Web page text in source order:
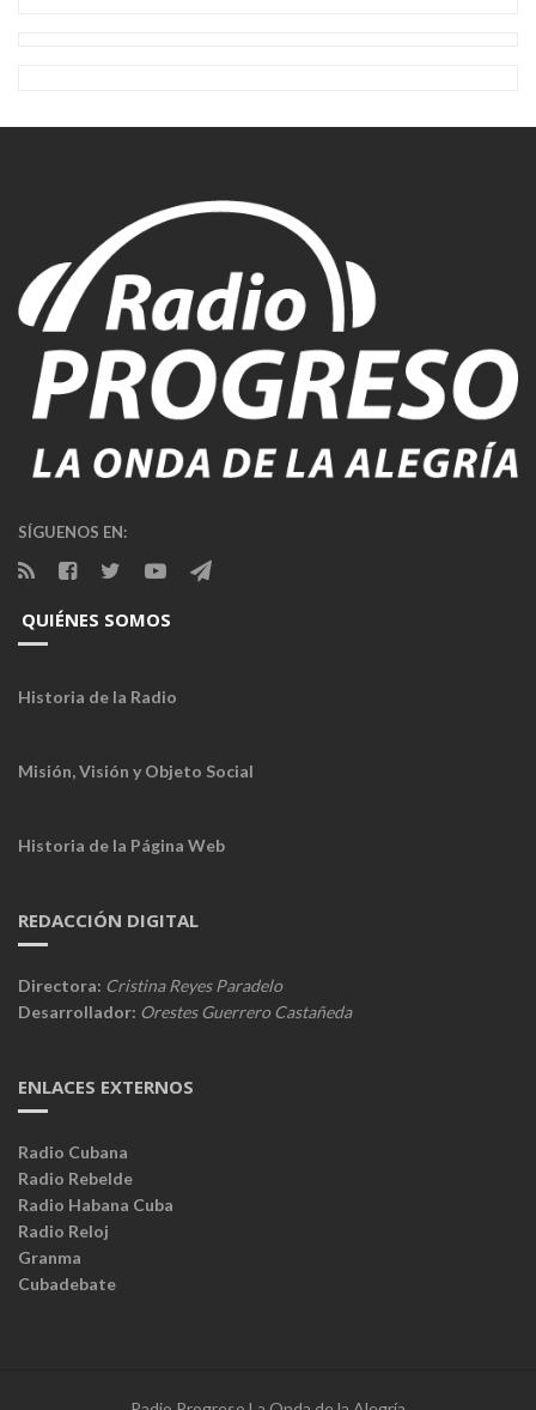
SÍGUENOS EN:
QUIÉNES SOMOS
Historia de la Radio
Misión, Visión y Objeto Social
Historia de la Página Web
REDACCIÓN DIGITAL
Directora: Cristina Reyes Paradelo
Desarrollador: Orestes Guerrero Castañeda
ENLACES EXTERNOS
Radio Cubana
Radio Rebelde
Radio Habana Cuba
Radio Reloj
Granma
Cubadebate